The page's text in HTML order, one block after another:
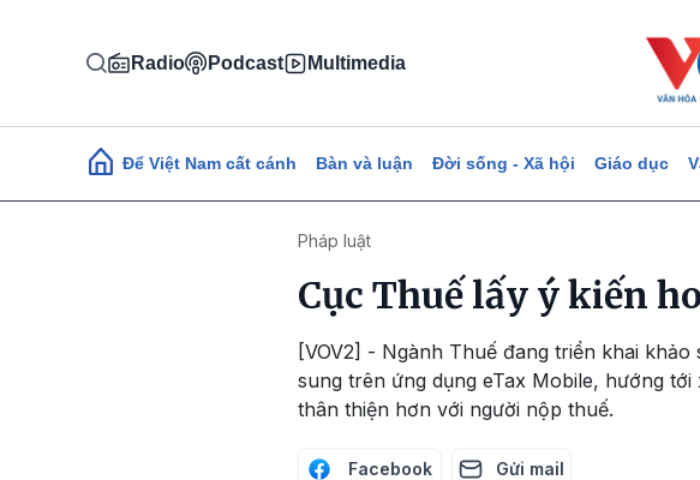
Radio Podcast Multimedia
Main navigation
Để Việt Nam cất cánh Bàn và luận Đời sống - Xã hội Giáo dục
Pháp luật
Cục Thuế lấy ý kiến
[VOV2] - Ngành Thuế đang triển khai
sung trên ứng dụng eTax Mobile, hướng
thân thiện hơn với người nộp thuế.
Facebook Gửi mail